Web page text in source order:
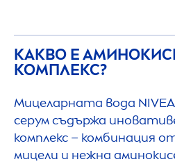
КАКВО Е
КОМПЛЕКС?
Мицеларната вода NIVEA
серум съдържа
комплекс – комбинация
мицели и нежна